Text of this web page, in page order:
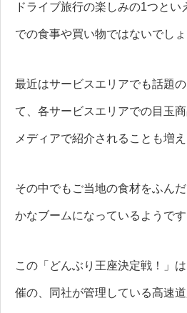
ドライブ旅行の楽しみの1つとい
での食事や買い物ではないでしょ
最近はサービスエリアでも話題
て、各サービスエリアでの目玉
メディアで紹介されることも増え
その中でもご当地の食材をふん
かなブームになっているようです
この「どんぶり王座決定戦！」
催の、同社が管理している高速